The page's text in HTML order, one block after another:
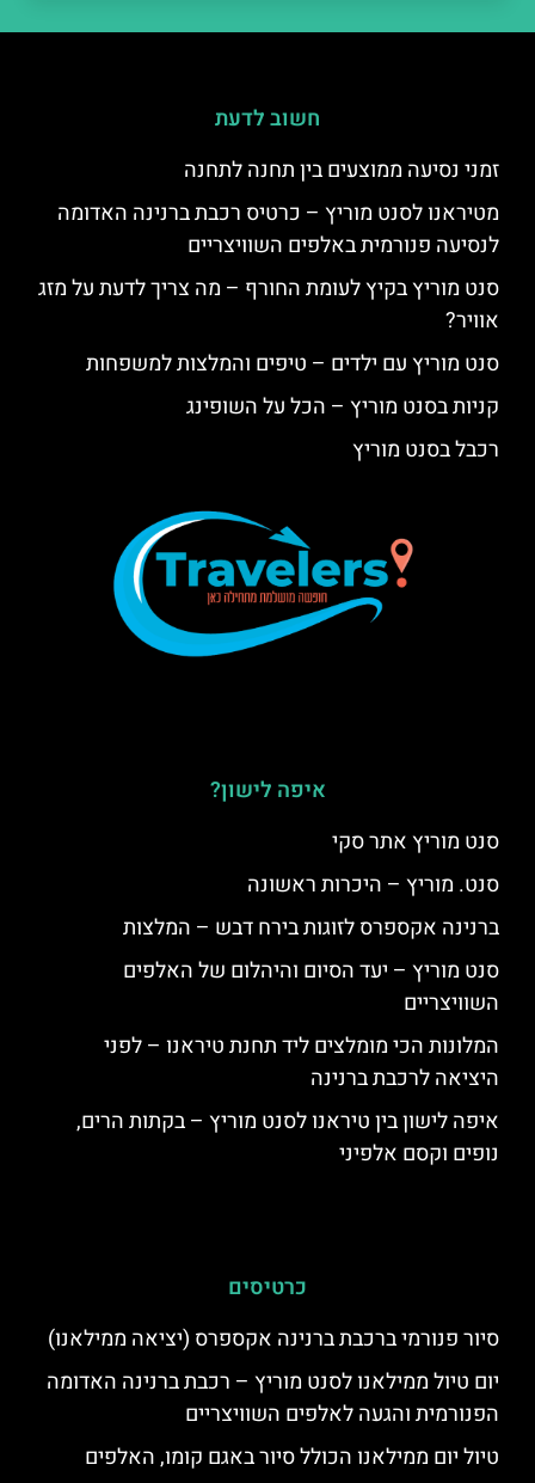
חשוב לדעת
זמני נסיעה ממוצעים בין תחנה לתחנה
מטיראנו לסנט מוריץ – כרטיס רכבת ברנינה האדומה
לנסיעה פנורמית באלפים השוויצריים
סנט מוריץ בקיץ לעומת החורף – מה צריך לדעת על מזג
אוויר?
סנט מוריץ עם ילדים – טיפים והמלצות למשפחות
קניות בסנט מוריץ – הכל על השופינג
רכבל בסנט מוריץ
איפה לישון?
סנט מוריץ אתר סקי
סנט. מוריץ – היכרות ראשונה
ברנינה אקספרס לזוגות בירח דבש – המלצות
סנט מוריץ – יעד הסיום והיהלום של האלפים
השוויצריים
המלונות הכי מומלצים ליד תחנת טיראנו – לפני
היציאה לרכבת ברנינה
איפה לישון בין טיראנו לסנט מוריץ – בקתות הרים,
נופים וקסם אלפיני
כרטיסים
סיור פנורמי ברכבת ברנינה אקספרס (יציאה ממילאנו)
יום טיול ממילאנו לסנט מוריץ – רכבת ברנינה האדומה
הפנורמית והגעה לאלפים השוויצריים
טיול יום ממילאנו הכולל סיור באגם קומו, האלפים